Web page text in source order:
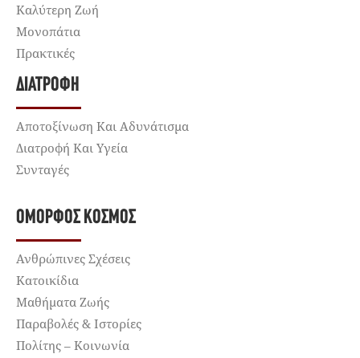
Καλύτερη Ζωή
Μονοπάτια
Πρακτικές
ΔΙΑΤΡΟΦΉ
Αποτοξίνωση Και Αδυνάτισμα
Διατροφή Και Υγεία
Συνταγές
ΌΜΟΡΦΟΣ ΚΌΣΜΟΣ
Ανθρώπινες Σχέσεις
Κατοικίδια
Μαθήματα Ζωής
Παραβολές & Ιστορίες
Πολίτης – Κοινωνία